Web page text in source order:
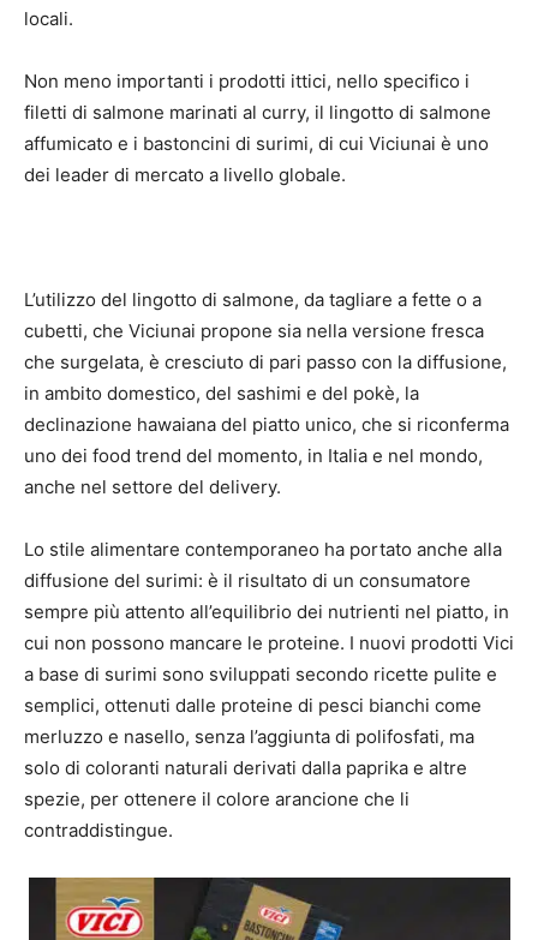
locali.
Non meno importanti i prodotti ittici, nello specifico i
filetti di salmone marinati al curry, il lingotto di salmone
affumicato e i bastoncini di surimi, di cui Viciunai è uno
dei leader di mercato a livello globale.
L’utilizzo del lingotto di salmone, da tagliare a fette o a
cubetti, che Viciunai propone sia nella versione fresca
che surgelata, è cresciuto di pari passo con la diffusione,
in ambito domestico, del sashimi e del pokè, la
declinazione hawaiana del piatto unico, che si riconferma
uno dei food trend del momento, in Italia e nel mondo,
anche nel settore del delivery.
Lo stile alimentare contemporaneo ha portato anche alla
diffusione del surimi: è il risultato di un consumatore
sempre più attento all’equilibrio dei nutrienti nel piatto, in
cui non possono mancare le proteine. I nuovi prodotti Vici
a base di surimi sono sviluppati secondo ricette pulite e
semplici, ottenuti dalle proteine di pesci bianchi come
merluzzo e nasello, senza l’aggiunta di polifosfati, ma
solo di coloranti naturali derivati dalla paprika e altre
spezie, per ottenere il colore arancione che li
contraddistingue.